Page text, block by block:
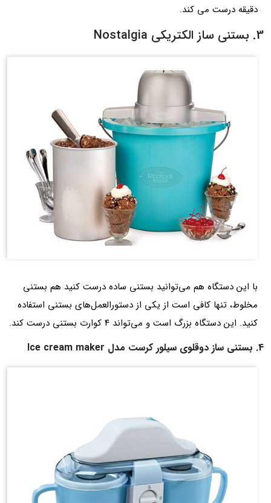
دقیقه درست می کند.
3. بستنی ساز الکتریکی Nostalgia
با این دستگاه هم می‌توانید بستنی ساده درست کنید هم بستنی
مخلوط، تنها کافی است از یکی از دستورالعمل‌های بستنی استفاده
کنید. این دستگاه بزرگ است و می‌تواند ۴ کوارت بستنی درست کند.
4. بستنی ساز دوقلوی سیلور کرست مدل Ice cream maker